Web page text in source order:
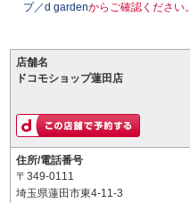
プ／d gardenからご確認ください。
店舗名
ドコモショップ蓮田店
住所/電話番号
〒349-0111
埼玉県蓮田市東4-11-3